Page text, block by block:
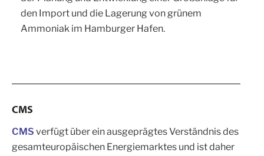
den Import und die Lagerung von grünem
Ammoniak im Hamburger Hafen.
CMS
CMS verfügt über ein ausgeprägtes Verständnis des
gesamteuropäischen Energiemarktes und ist daher